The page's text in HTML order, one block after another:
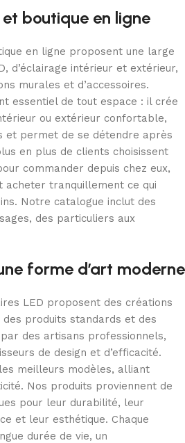
boutique en ligne
en ligne proposent une large
d’éclairage intérieur et extérieur,
murales et d’accessoires.
essentiel de tout espace : il crée
ou extérieur confortable,
et permet de se détendre après
en plus de clients choisissent
commander depuis chez eux,
tranquillement ce qui
Notre catalogue inclut des
des particuliers aux
forme d’art moderne
LED proposent des créations
produits standards et des
des artisans professionnels,
de design et d’efficacité.
meilleurs modèles, alliant
Nos produits proviennent de
pour leur durabilité, leur
et leur esthétique. Chaque
durée de vie, un